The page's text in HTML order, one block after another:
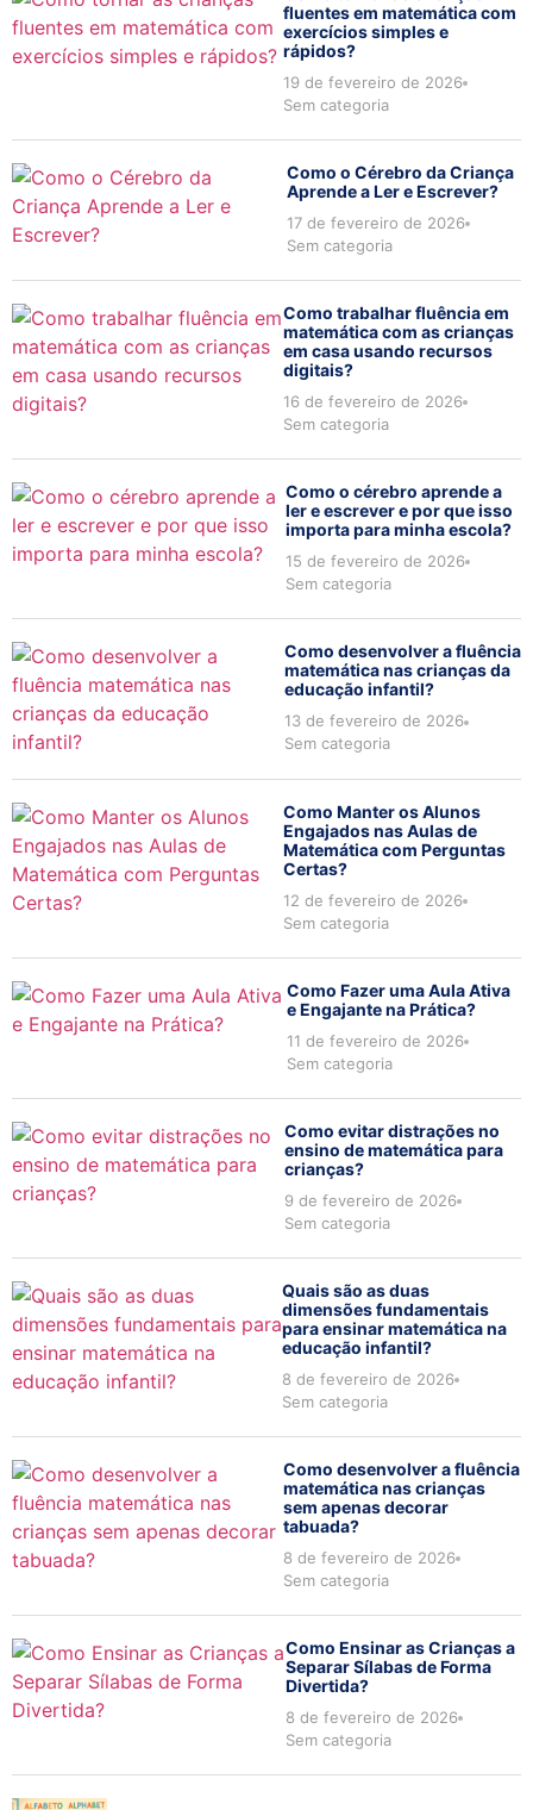
fluentes em matemática com
exercícios simples e
rápidos?
19 de fevereiro de 2026
Sem categoria
Como o Cérebro da Criança
Aprende a Ler e Escrever?
17 de fevereiro de 2026
Sem categoria
Como trabalhar fluência em
matemática com as crianças
em casa usando recursos
digitais?
16 de fevereiro de 2026
Sem categoria
Como o cérebro aprende a
ler e escrever e por que isso
importa para minha escola?
15 de fevereiro de 2026
Sem categoria
Como desenvolver a fluência
matemática nas crianças da
educação infantil?
13 de fevereiro de 2026
Sem categoria
Como Manter os Alunos
Engajados nas Aulas de
Matemática com Perguntas
Certas?
12 de fevereiro de 2026
Sem categoria
Como Fazer uma Aula Ativa
e Engajante na Prática?
11 de fevereiro de 2026
Sem categoria
Como evitar distrações no
ensino de matemática para
crianças?
9 de fevereiro de 2026
Sem categoria
Quais são as duas
dimensões fundamentais
para ensinar matemática na
educação infantil?
8 de fevereiro de 2026
Sem categoria
Como desenvolver a fluência
matemática nas crianças
sem apenas decorar
tabuada?
8 de fevereiro de 2026
Sem categoria
Como Ensinar as Crianças a
Separar Sílabas de Forma
Divertida?
8 de fevereiro de 2026
Sem categoria